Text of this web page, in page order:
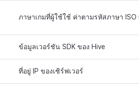
ภาษาเกมที่ผู้ใช้ใช้ ค่าตามรหัสภาษา ISO
ข้อมูลเวอร์ชัน SDK ของ Hive
ที่อยู่ IP ของเซิร์ฟเวอร์